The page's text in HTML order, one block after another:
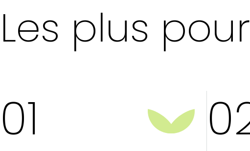
Les plus
01